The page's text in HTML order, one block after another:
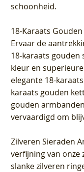
schoonheid.
18-Karaats
Ervaar de
18-karaats gouden
kleur en
elegante 18-
karaats gouden
gouden
vervaardigd om
Zilveren Sieraden
verfijning van onze
slanke zilveren